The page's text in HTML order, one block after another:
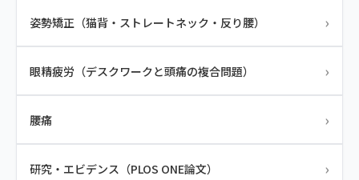
姿勢矯正（猫背・ストレートネック・反り腰） ›
眼精疲労（デスクワークと頭痛の複合問題） ›
腰痛 ›
研究・エビデンス（PLOS ONE論文） ›